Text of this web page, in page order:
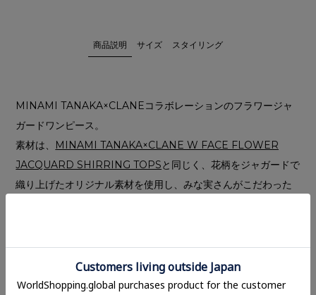
商品説明 サイズ スタイリング
MINAMI TANAKA×CLANEコラボレーションのフラワージャ
ガードワンピース。
素材は、 MINAMI TANAKA×CLANE W FACE FLOWER
JACQUARD SHIRRING TOPSと同じく、花柄をジャガードで
織り上げたオリジナル素材を使用し、みな実さんがこだわった
背中にはシアーの切り替えを施し、スカート裏地をあえてミニ
丈に設定することで、歩くたびに足元へほのかな抜けが生まれ